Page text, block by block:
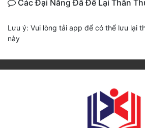
Các Đại Năng Đã Để Lại Thần
Lưu ý: Vui lòng tải app để có thể lưu lại
này